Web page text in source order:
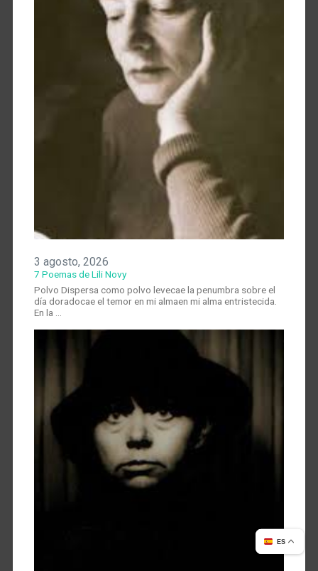
3 agosto, 2026
7 Poemas de Lili Novy
Polvo Dispersa como polvo levecae la penumbra sobre el
día doradocae el temor en mi almaen mi alma entristecida.
En la …
ES